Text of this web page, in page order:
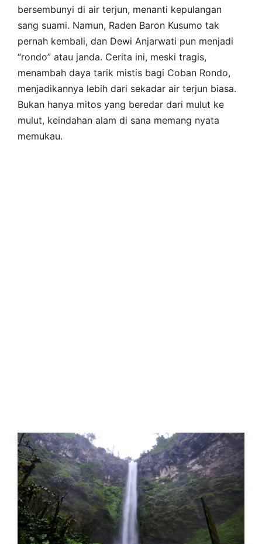
bersembunyi di air terjun, menanti kepulangan
sang suami. Namun, Raden Baron Kusumo tak
pernah kembali, dan Dewi Anjarwati pun menjadi
“rondo” atau janda. Cerita ini, meski tragis,
menambah daya tarik mistis bagi Coban Rondo,
menjadikannya lebih dari sekadar air terjun biasa.
Bukan hanya mitos yang beredar dari mulut ke
mulut, keindahan alam di sana memang nyata
memukau.